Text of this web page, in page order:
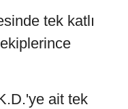
tek katlı
ait tek